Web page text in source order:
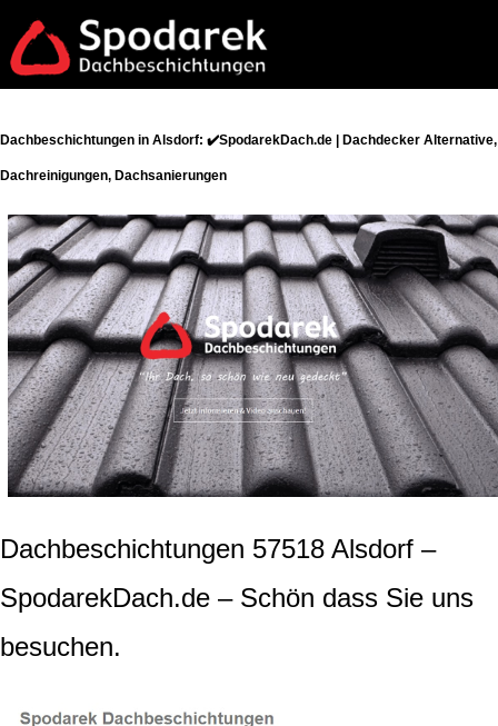
Dachbeschichtungen in Alsdorf: ✔️SpodarekDach.de | Dachdecker Alternative,
Dachreinigungen, Dachsanierungen
Dachbeschichtungen 57518 Alsdorf –
SpodarekDach.de – Schön dass Sie uns
besuchen.